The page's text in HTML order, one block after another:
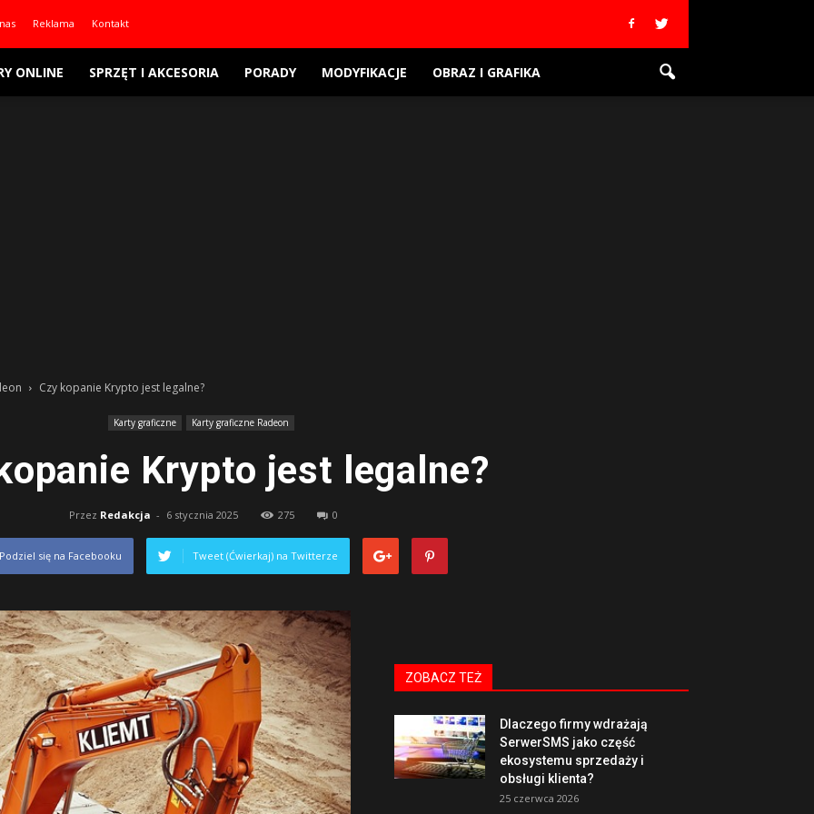
Reklama Kontakt
ONLINE SPRZĘT I AKCESORIA PORADY MODYFIKACJE OBRAZ I GRAFIKA
Czy kopanie Krypto jest legalne?
Karty graficzne Karty graficzne Radeon
Krypto jest legalne?
Przez Redakcja - 6 stycznia 2025 275 0
się na Facebooku Tweet (Ćwierkaj) na Twitterze
ZOBACZ TEŻ
Dlaczego firmy wdrażają
SerwerSMS jako część
ekosystemu sprzedaży i
obsługi klienta?
25 czerwca 2026